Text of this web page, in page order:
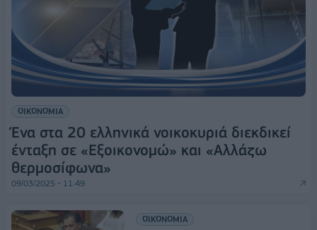
ΟΙΚΟΝΟΜΙΑ
Ένα στα 20 ελληνικά νοικοκυριά διεκδικεί
ένταξη σε «Εξοικονομώ» και «Αλλάζω
θερμοσίφωνα»
09/03/2025 - 11:49
ΟΙΚΟΝΟΜΙΑ